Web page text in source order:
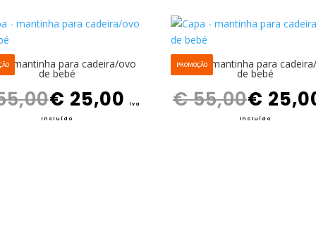
– mantinha para cadeira/ovo
de bebé
€ 25,00 iva
incluído
PROMOÇÃO
Capa – mantinha para
de bebé
€55,00€
incluído